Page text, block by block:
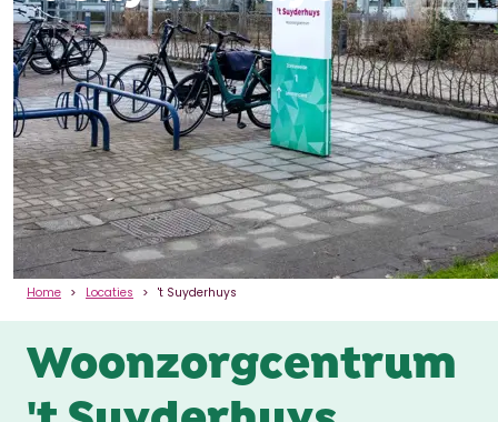
Home Locaties 't Suyderhuys
Woonzorgcentrum